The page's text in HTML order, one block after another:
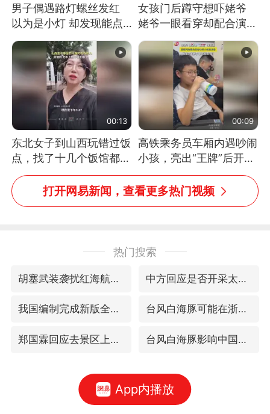
男子偶遇路灯螺丝发红
以为是小灯 却发现能点
燃香烟 当事人：已报警
处理
女孩门后蹲守想吓姥爷
姥爷一眼看穿却配合演出
网友：姥爷的演技我打满
分
00:13
东北女子到山西玩错过饭
点，找了十几个饭馆都没
开门：午休到几点
00:09
高铁乘务员车厢内遇吵闹
小孩，亮出“王牌”后开启
一键静音
打开网易新闻，查看更多热门视频
热门搜索
胡塞武装袭扰红海航运行动升级 中方回应是否开采太平洋海底稀土资源
我国编制完成新版全月地质图 台风白海豚可能在浙闽沿海登陆
郑国霖回应去景区上班被保安拦下 台风白海豚影响中国已成定局
App内播放